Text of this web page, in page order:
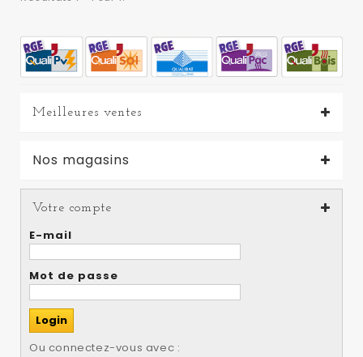
Meilleures ventes
Nos magasins
Votre compte
E-mail
Mot de passe
Ou connectez-vous avec :